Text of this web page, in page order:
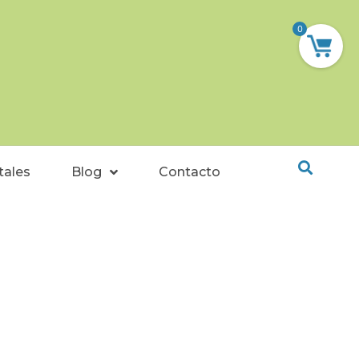
Blog Contacto
0